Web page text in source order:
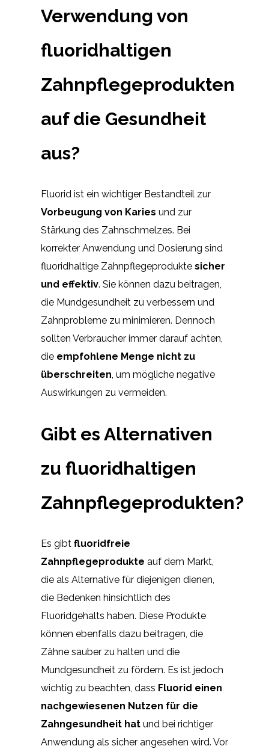
Verwendung von
fluoridhaltigen
Zahnpflegeprodukten
auf die Gesundheit
aus?
Fluorid ist ein wichtiger Bestandteil zur
Vorbeugung von Karies und zur
Stärkung des Zahnschmelzes. Bei
korrekter Anwendung und Dosierung sind
fluoridhaltige Zahnpflegeprodukte sicher
und effektiv. Sie können dazu beitragen,
die Mundgesundheit zu verbessern und
Zahnprobleme zu minimieren. Dennoch
sollten Verbraucher immer darauf achten,
die empfohlene Menge nicht zu
überschreiten, um mögliche negative
Auswirkungen zu vermeiden.
Gibt es Alternativen
zu fluoridhaltigen
Zahnpflegeprodukten?
Es gibt fluoridfreie
Zahnpflegeprodukte auf dem Markt,
die als Alternative für diejenigen dienen,
die Bedenken hinsichtlich des
Fluoridgehalts haben. Diese Produkte
können ebenfalls dazu beitragen, die
Zähne sauber zu halten und die
Mundgesundheit zu fördern. Es ist jedoch
wichtig zu beachten, dass Fluorid einen
nachgewiesenen Nutzen für die
Zahngesundheit hat und bei richtiger
Anwendung als sicher angesehen wird. Vor